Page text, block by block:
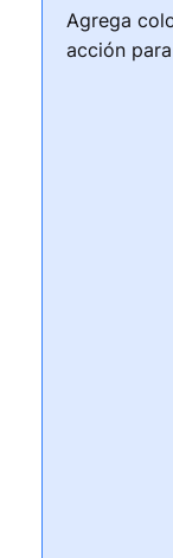
Agrega
acción